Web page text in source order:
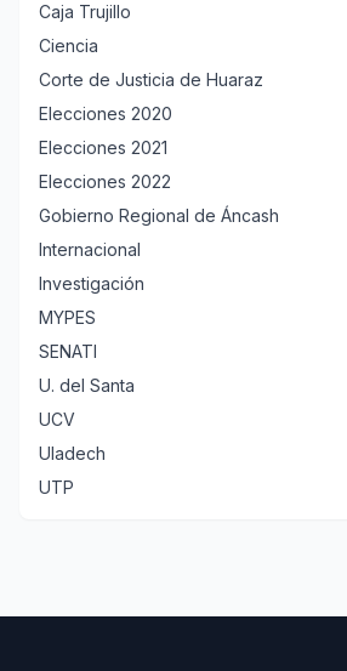
Caja Trujillo
Ciencia
Corte de Justicia de Huaraz
Elecciones 2020
Elecciones 2021
Elecciones 2022
Gobierno Regional de Áncash
Internacional
Investigación
MYPES
SENATI
U. del Santa
UCV
Uladech
UTP